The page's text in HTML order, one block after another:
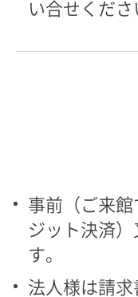
い合せくださ
事前（ご来
ジット決済
す。
法人様は請